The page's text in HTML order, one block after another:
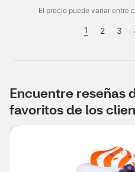
El precio puede variar entre
1 2 3
Encuentre reseñas
favoritos de los